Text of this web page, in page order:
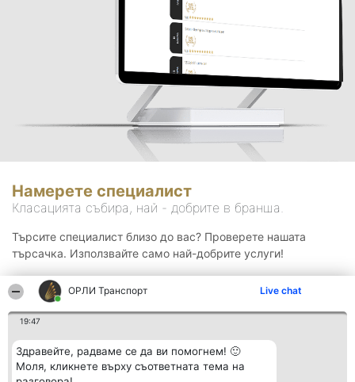
ОРЛИ Транспорт Live chat
19:47
Здравейте, радваме се да ви помогнем! 🙂
Моля, кликнете върху съответната тема на
Намерете специалист
Класацията събира, най - добрите в бранша.
Търсите специалист близо до вас? Проверете нашата
търсачка. Използвайте само най-добрите услуги!